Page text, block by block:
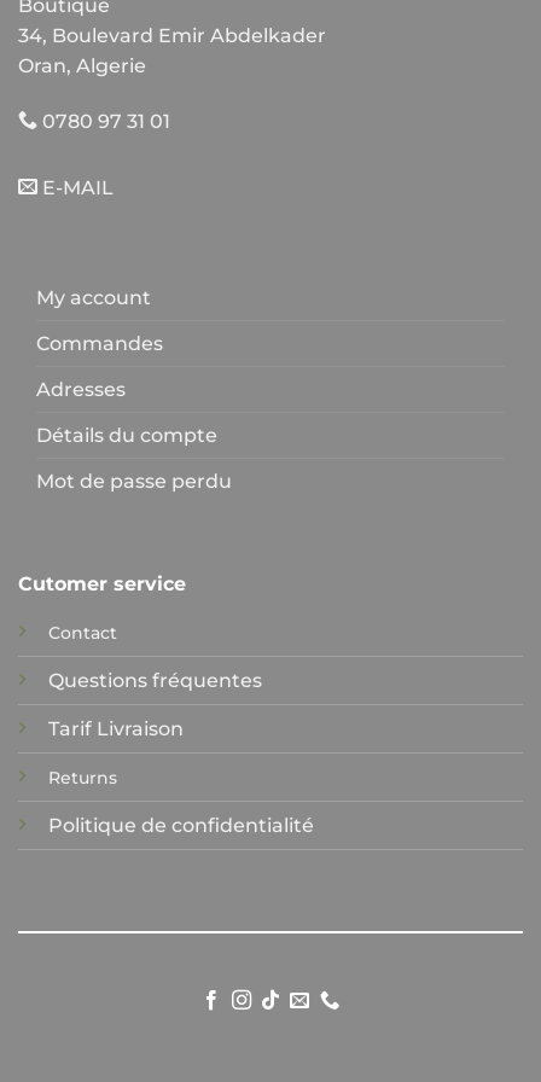
Boutique
34, Boulevard Emir Abdelkader
Oran, Algerie
0780 97 31 01
E-MAIL
My account
Commandes
Adresses
Détails du compte
Mot de passe perdu
Cutomer service
Contact
Questions fréquentes
Tarif Livraison
Returns
Politique de confidentialité